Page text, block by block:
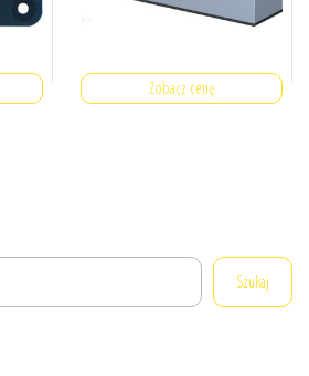
Zobacz cenę
Szukaj